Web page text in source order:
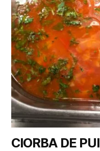
CIORBA DE PUI